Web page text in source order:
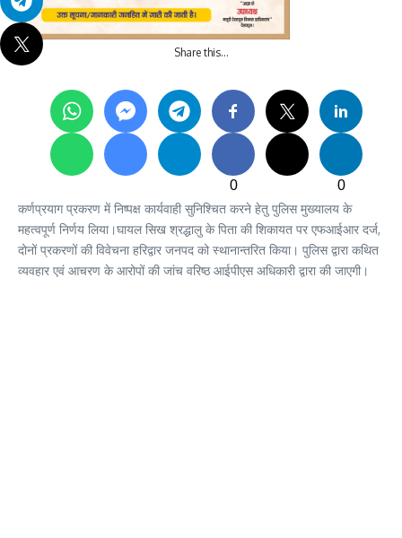
Share this…
0
0
कर्णप्रयाग प्रकरण में निष्पक्ष कार्यवाही सुनिश्चित करने हेतु पुलिस मुख्यालय के
महत्वपूर्ण निर्णय लिया।घायल सिख श्रद्धालु के पिता की शिकायत पर एफआईआर दर्ज,
दोनों प्रकरणों की विवेचना हरिद्वार जनपद को स्थानान्तरित किया। पुलिस द्वारा कथित
व्यवहार एवं आचरण के आरोपों की जांच वरिष्ठ आईपीएस अधिकारी द्वारा की जाएगी।